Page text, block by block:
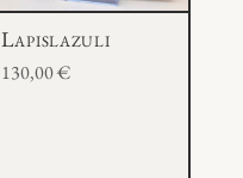
Lapislazuli
130,00€